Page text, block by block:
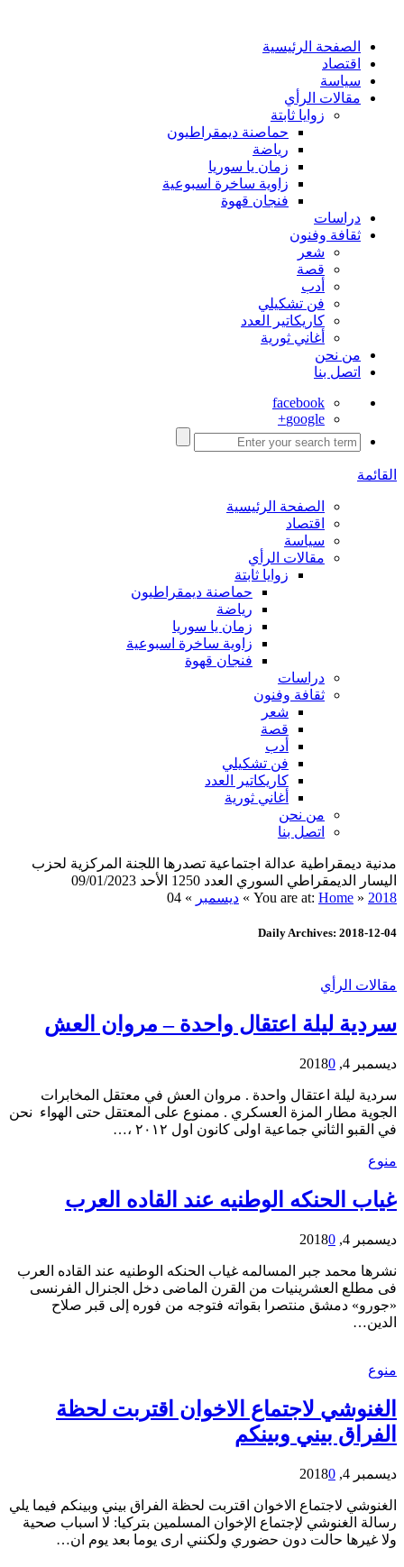
الصفحة الرئيسية
اقتصاد
سياسة
مقالات الرأي
زوايا ثابتة
حماصنة ديمقراطيون
رياضة
زمان يا سوريا
زاوية ساخرة اسبوعية
فنجان قهوة
دراسات
ثقافة وفنون
شعر
قصة
أدب
فن تشكيلي
كاريكاتير العدد
أغاني ثورية
من نحن
اتصل بنا
facebook
google+
القائمة
الصفحة الرئيسية
اقتصاد
سياسة
مقالات الرأي
زوايا ثابتة
حماصنة ديمقراطيون
رياضة
زمان يا سوريا
زاوية ساخرة اسبوعية
فنجان قهوة
دراسات
ثقافة وفنون
شعر
قصة
أدب
فن تشكيلي
كاريكاتير العدد
أغاني ثورية
من نحن
اتصل بنا
مدنية ديمقراطية عدالة اجتماعية تصدرها اللجنة المركزية لحزب
اليسار الديمقراطي السوري العدد 1250 الأحد 09/01/2023
You are at: Home » 2018
» ديسمبر »
04
Daily Archives: 2018-12-04
مقالات الرأي
سردية ليلة اعتقال واحدة – مروان العش
ديسمبر 4, 2018 0
سردية ليلة اعتقال واحدة . مروان العش في معتقل المخابرات
الجوية مطار المزة العسكري . ممنوع على المعتقل حتى الهواء نحن
في القبو الثاني جماعية اولى كانون اول ٢٠١٢ ،…
منوع
غياب الحنكه الوطنيه عند القاده العرب
ديسمبر 4, 2018 0
نشرها محمد جبر المسالمه غياب الحنكه الوطنيه عند القاده العرب
فى مطلع العشرينيات من القرن الماضى دخل الجنرال الفرنسى
«جورو» دمشق منتصرا بقواته فتوجه من فوره إلى قبر صلاح
الدين…
منوع
الغنوشي لاجتماع الاخوان اقتربت لحظة
الفراق بيني وبينكم
ديسمبر 4, 2018 0
الغنوشي لاجتماع الاخوان اقتربت لحظة الفراق بيني وبينكم فيما يلي
رسالة الغنوشي ﻹجتماع اﻹخوان المسلمين بتركيا: لا اسباب صحية
ولا غيرها حالت دون حضوري ولكنني ارى يوما بعد يوم ان…